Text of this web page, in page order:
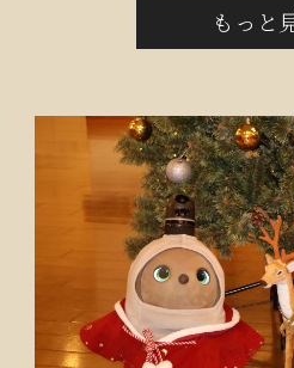
めて鏡餅を作りました。季節
もっと